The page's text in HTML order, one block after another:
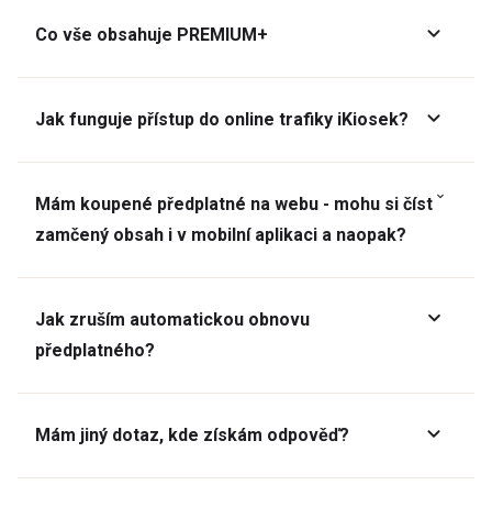
Co vše obsahuje PREMIUM+
Jak funguje přístup do online trafiky iKiosek?
Mám koupené předplatné na webu - mohu si číst
zamčený obsah i v mobilní aplikaci a naopak?
Jak zruším automatickou obnovu
předplatného?
Mám jiný dotaz, kde získám odpověď?